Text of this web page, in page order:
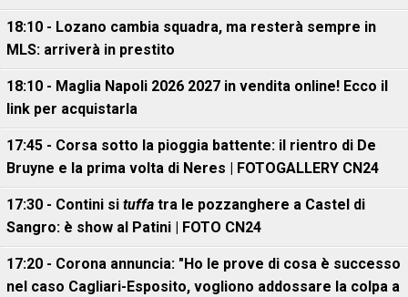
18:10 - Lozano cambia squadra, ma resterà sempre in
MLS: arriverà in prestito
18:10 - Maglia Napoli 2026 2027 in vendita online! Ecco il
link per acquistarla
17:45 - Corsa sotto la pioggia battente: il rientro di De
Bruyne e la prima volta di Neres | FOTOGALLERY CN24
17:30 - Contini si tuffa tra le pozzanghere a Castel di
Sangro: è show al Patini | FOTO CN24
17:20 - Corona annuncia: "Ho le prove di cosa è successo
nel caso Cagliari-Esposito, vogliono addossare la colpa a